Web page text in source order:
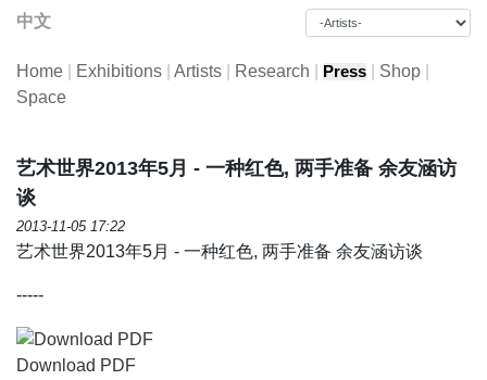
中文
Home Exhibitions Artists Research Press Shop
Space
艺术世界2013年5月 - 一种红色, 两手准备 余友涵访
谈
2013-11-05 17:22
艺术世界2013年5月 - 一种红色, 两手准备 余友涵访谈
-----
Download PDF